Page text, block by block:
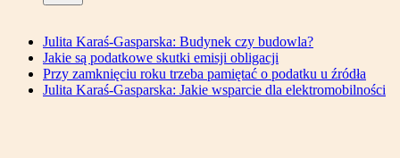
Julita Karaś-Gasparska: Budynek czy budowla?
Jakie są podatkowe skutki emisji obligacji
Przy zamknięciu roku trzeba pamiętać o podatku u źródła
Julita Karaś-Gasparska: Jakie wsparcie dla elektromobilności